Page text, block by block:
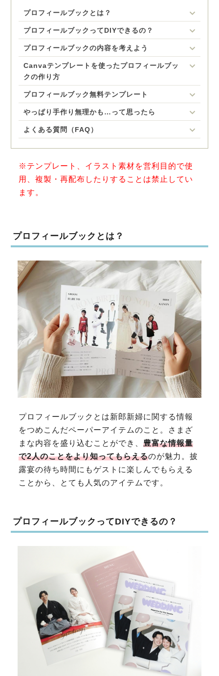
プロフィールブックとは？
プロフィールブックってDIYできるの？
プロフィールブックの内容を考えよう
Canvaテンプレートを使ったプロフィールブッ
クの作り方
プロフィールブック無料テンプレート
やっぱり手作り無理かも…って思ったら
よくある質問（FAQ）
※テンプレート、イラスト素材を営利目的で使
用、複製・再配布したりすることは禁止してい
ます。
プロフィールブックとは？
プロフィールブックとは新郎新婦に関する情報
をつめこんだペーパーアイテムのこと。さまざ
まな内容を盛り込むことができ、豊富な情報量
で2人のことをより知ってもらえるのが魅力。披
露宴の待ち時間にもゲストに楽しんでもらえる
ことから、とても人気のアイテムです。
プロフィールブックってDIYできるの？